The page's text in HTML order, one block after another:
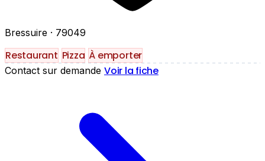
Bressuire · 79049
Restaurant Pizza À emporter
Contact sur demande Voir la fiche